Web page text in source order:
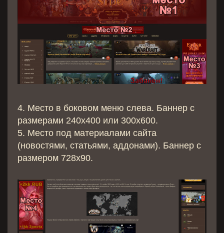
4. Место в боковом меню слева. Баннер с
размерами 240х400 или 300x600.
5. Место под материалами сайта
(новостями, статьями, аддонами). Баннер с
размером 728x90.